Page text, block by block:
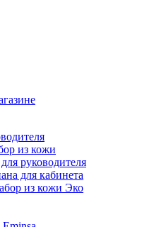
из кожи
руководителя
для кабинета
из кожи Эко